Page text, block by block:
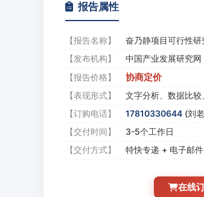
报告属性
【报告名称】
奋乃静项目可行性研
【发布机构】
中国产业发展研究网
【报告价格】
协商定价
【表现形式】
文字分析、数据比较
【订购电话】
17810330644 (刘
【交付时间】
3-5个工作日
【交付方式】
特快专递 + 电子邮件
在线